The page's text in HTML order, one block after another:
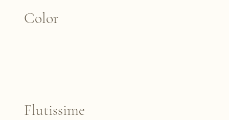
Color
Flutissime